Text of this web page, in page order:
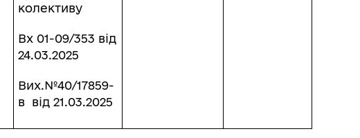
колективу
Вх 01-09/353 від
24.03.2025
Вих.№40/17859-
в від 21.03.2025